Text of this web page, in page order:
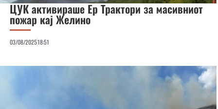
ЦУК активираше Ер Трактори за масивниот
пожар кај Желино
03/08/202518:51